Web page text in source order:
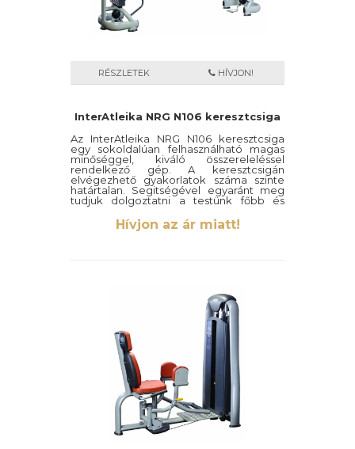
RÉSZLETEK HÍVJON!
InterAtleika NRG N106 keresztcsiga
Az InterAtleika NRG N106 keresztcsiga
egy sokoldalúan felhasználható magas
minőséggel, kiváló összereleléssel
rendelkező gép. A keresztcsigán
elvégezhető gyakorlatok száma szinte
határtalan. Segitségével egyaránt meg
tudjuk dolgoztatni a testünk főbb és
mellékizmait is.
Hívjon az ár miatt!